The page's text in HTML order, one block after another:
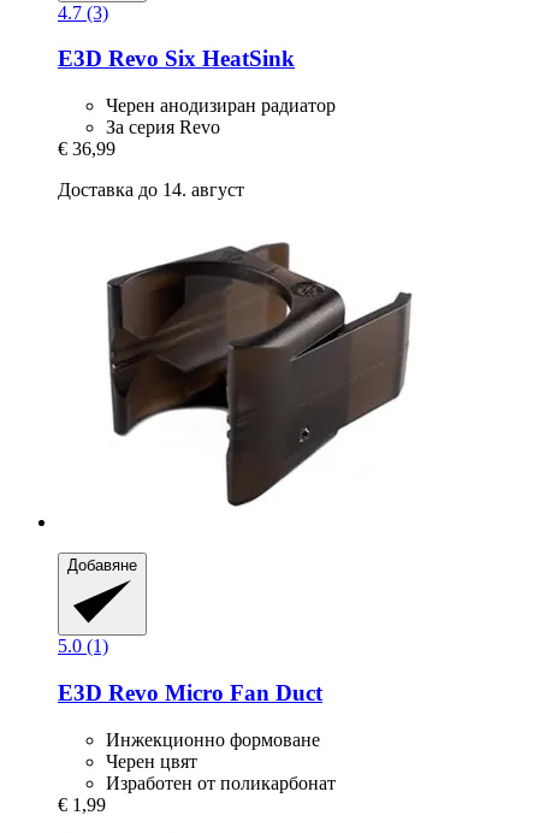
4.7 (3)
E3D Revo Six HeatSink
Черен анодизиран радиатор
За серия Revo
€ 36,99
Доставка до 14. август
Добавяне
5.0 (1)
E3D Revo Micro Fan Duct
Инжекционно формоване
Черен цвят
Изработен от поликарбонат
€ 1,99